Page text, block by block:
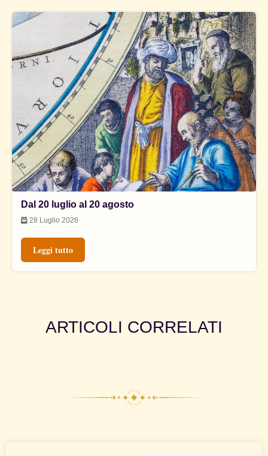
Dal 20 luglio al 20 agosto
28 Luglio 2026
Leggi tutto
ARTICOLI CORRELATI